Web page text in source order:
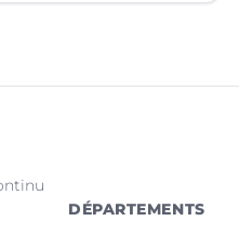
DÉPARTEMENTS